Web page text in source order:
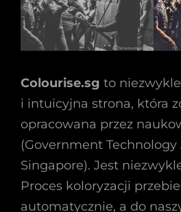
Colourise.sg to
i intuicyjna strona, która
opracowana przez
(Government
Singapore). Jest
Proces koloryzacji
automatycznie, a do